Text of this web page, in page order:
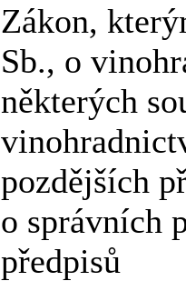
Zákon,
Sb., o
některých
pozdějších
o správních
předpisů